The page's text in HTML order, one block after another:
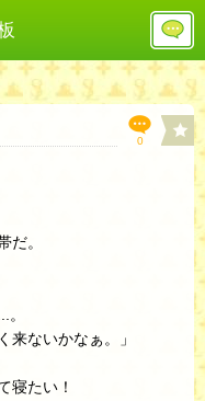
レ
投
稿
欄
0
だ。
来ないかなぁ。」
寝たい！